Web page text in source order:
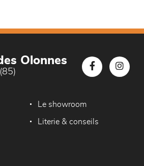
Olonnes
Le showroom
Literie & conseils